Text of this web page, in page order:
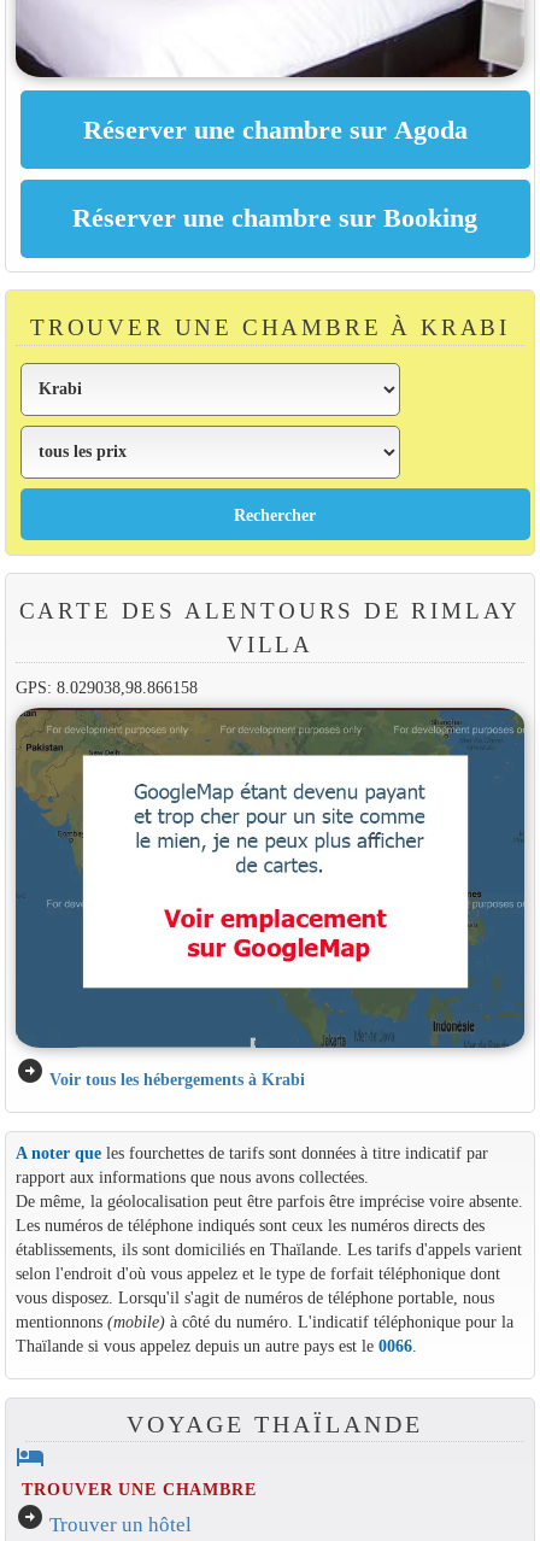
TROUVER UNE CHAMBRE À KRABI
CARTE DES ALENTOURS DE RIMLAY
VILLA
GPS: 8.029038,98.866158
arrow_circle_right Voir tous les hébergements à Krabi
A noter queles fourchettes de tarifs sont données à titre indicatif par
rapport aux informations que nous avons collectées.
De même, la géolocalisation peut être parfois être imprécise voire absente.
Les numéros de téléphone indiqués sont ceux les numéros directs des
établissements, ils sont domiciliés en Thaïlande. Les tarifs d'appels varient
selon l'endroit d'où vous appelez et le type de forfait téléphonique dont
vous disposez. Lorsqu'il s'agit de numéros de téléphone portable, nous
mentionnons (mobile)à côté du numéro. L'indicatif téléphonique pour la
Thaïlande si vous appelez depuis un autre pays est le 0066.
VOYAGE THAÏLANDE
hotel
TROUVER UNE CHAMBRE
arrow_circle_right Trouver un hôtel